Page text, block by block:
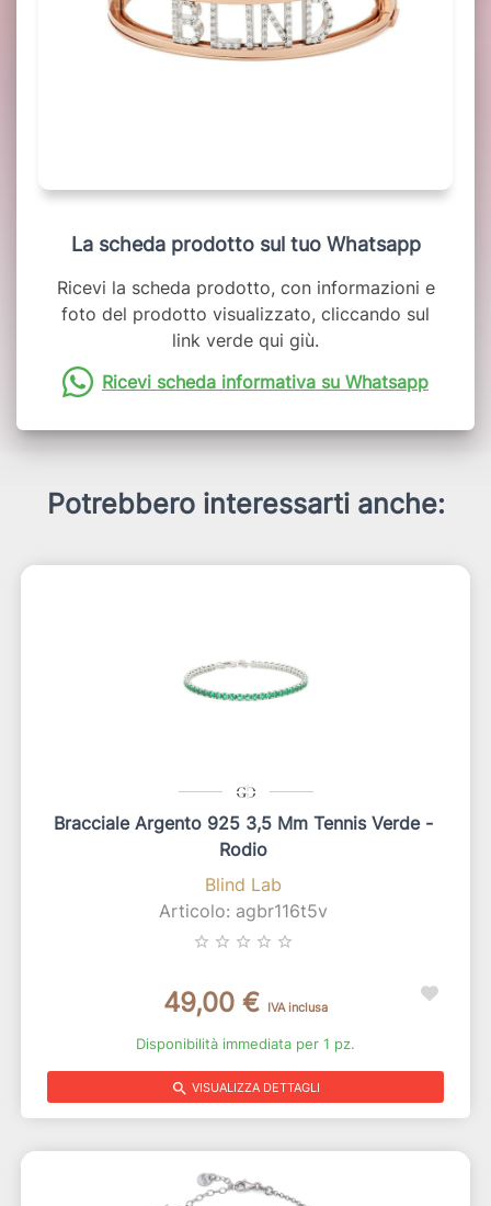
La scheda prodotto sul tuo Whatsapp
Ricevi la scheda prodotto, con informazioni e
foto del prodotto visualizzato, cliccando sul
link verde qui giù.
Ricevi scheda informativa su Whatsapp
Potrebbero interessarti anche:
Bracciale Argento 925 3,5 Mm Tennis Verde -
Rodio
Blind Lab
Articolo: agbr116t5v
star_border star_border star_border star_border star_border
49,00 € IVA inclusa
Disponibilità immediata per 1 pz.
search VISUALIZZA DETTAGLI